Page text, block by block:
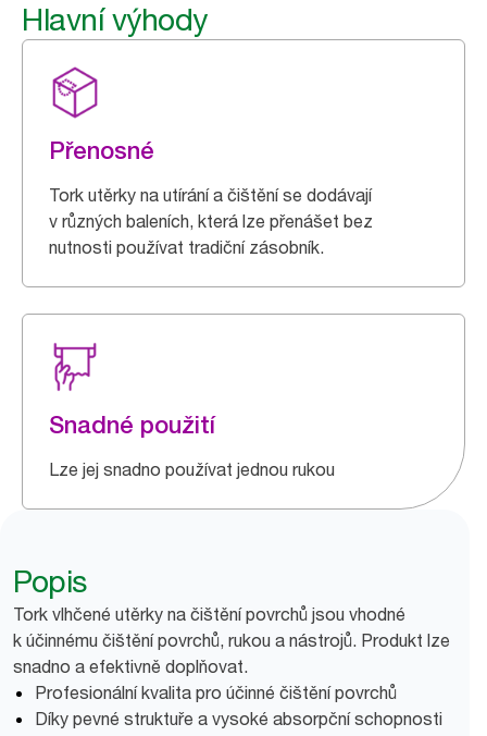
Hlavní výhody
Přenosné
Tork utěrky na utírání a čištění se dodávají
v různých baleních, která lze přenášet bez
nutnosti používat tradiční zásobník.
Snadné použití
Lze jej snadno používat jednou rukou
Popis
Tork vlhčené utěrky na čištění povrchů jsou vhodné
k účinnému čištění povrchů, rukou a nástrojů. Produkt lze
snadno a efektivně doplňovat.
Profesionální kvalita pro účinné čištění povrchů
Díky pevné struktuře a vysoké absorpční schopnosti